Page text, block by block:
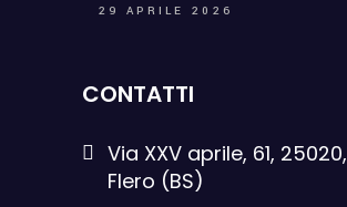
29 APRILE 2026
CONTATTI
Via XXV aprile, 61, 25020,
Flero (BS)